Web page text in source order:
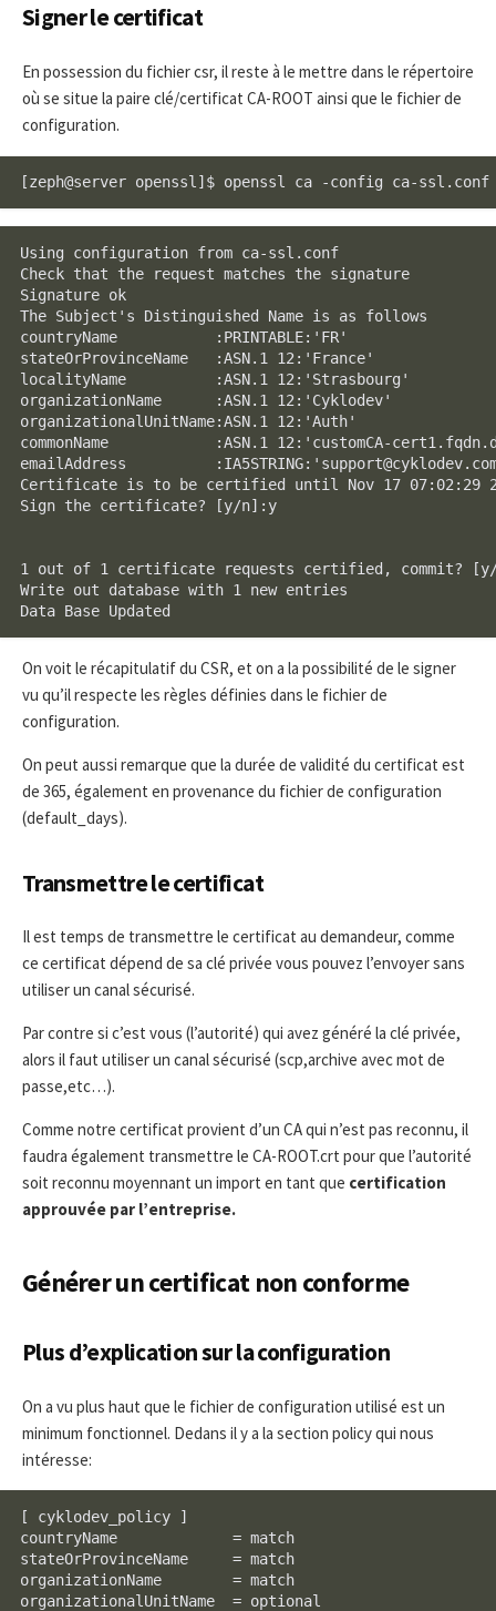
Signer le certificat
En possession du fichier csr, il reste à le mettre dans le répertoire
où se situe la paire clé/certificat CA-ROOT ainsi que le fichier de
configuration.
[zeph@server openssl]$ openssl ca -config ca-
Using configuration from ca-ssl.conf
Check that the request matches the signature
Signature ok
The Subject's Distinguished Name is as follows
countryName           :PRINTABLE:'FR'
stateOrProvinceName   :ASN.1 12:'France'
localityName          :ASN.1 12:'Strasbourg'
organizationName      :ASN.1 12:'Cyklodev'
organizationalUnitName:ASN.1 12:'Auth'
commonName            :ASN.1 12:'customCA-
emailAddress
Certificate is to be certified until Nov 17 07:02:29
Sign the certificate? [y/n]:y
1 out of 1 certificate requests certified, commit?
Write out database with 1 new entries
Data Base Updated
On voit le récapitulatif du CSR, et on a la possibilité de le signer
vu qu’il respecte les règles définies dans le fichier de
configuration.
On peut aussi remarque que la durée de validité du certificat est
de 365, également en provenance du fichier de configuration
(default_days).
Transmettre le certificat
Il est temps de transmettre le certificat au demandeur, comme
ce certificat dépend de sa clé privée vous pouvez l’envoyer sans
utiliser un canal sécurisé.
Par contre si c’est vous (l’autorité) qui avez généré la clé privée,
alors il faut utiliser un canal sécurisé (scp,archive avec mot de
passe,etc…).
Comme notre certificat provient d’un CA qui n’est pas reconnu, il
faudra également transmettre le CA-ROOT.crt pour que l’autorité
soit reconnu moyennant un import en tant que certification
approuvée par l’entreprise.
Générer un certificat non conforme
Plus d’explication sur la configuration
On a vu plus haut que le fichier de configuration utilisé est un
minimum fonctionnel. Dedans il y a la section policy qui nous
intéresse:
[ cyklodev_policy ]
countryName             = match
stateOrProvinceName     = match
organizationName        = match
organizationalUnitName  = optional